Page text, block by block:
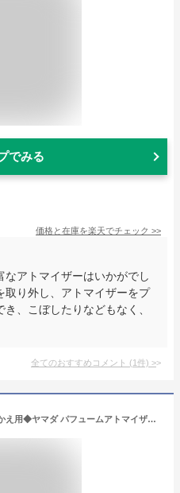
でみる
価格と在庫を楽天でチェック >>
アトマイザーはいかがでし
取り外し、アトマイザーをプ
、こぼしたりなどもなく、
全てのおすすめコメント (1件) >
◆激安【MIKADO】香水つめかえ用◆ヤマダ パフュームアトマイザー・シルバー ラインストーンハート29021◆